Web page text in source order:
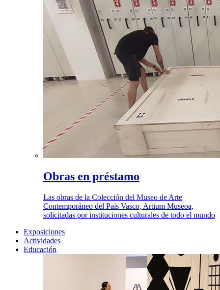
Obras en préstamo
Las obras de la Colección del Museo de Arte
Contemporáneo del País Vasco, Artium Museoa,
solicitadas por instituciones culturales de todo el mundo
Exposiciones
Actividades
Educación